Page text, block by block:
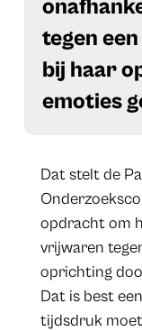
tegen
bij haar
emoties
Dat stelt de
opdracht om
vrijwaren
oprichting
Dat is best
tijdsdruk